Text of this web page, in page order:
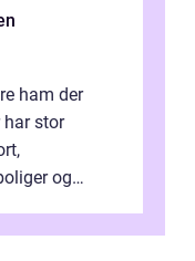
ham der
har stor
og